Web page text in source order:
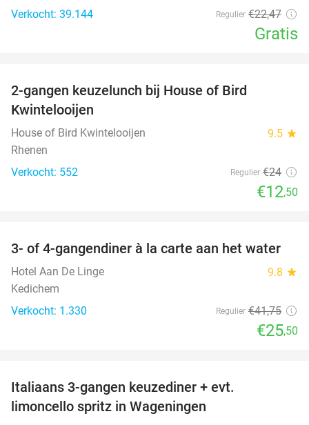
Verkocht: 39.144
Regulier €22,47
Gratis
2-gangen keuzelunch bij House of Bird
Kwintelooijen
House of Bird Kwintelooijen 9.5 star
Rhenen
Verkocht: 552
Regulier €24
€12,50
39%
3- of 4-gangendiner à la carte aan het water
Hotel Aan De Linge 9.8 star
Kedichem
Verkocht: 1.330
Regulier €41,75
€25,50
Italiaans 3-gangen keuzediner + evt.
limoncello spritz in Wageningen